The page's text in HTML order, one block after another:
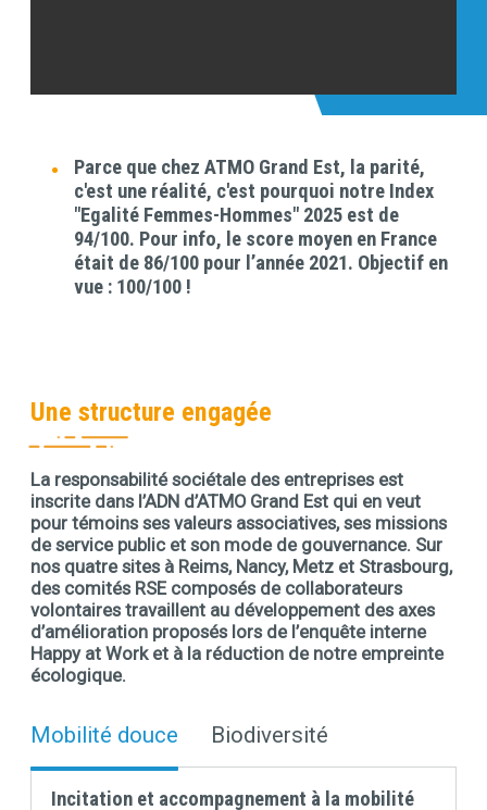
ContenuParce que chez ATMO Grand Est, la parité,
c'est une réalité, c'est pourquoi notre Index
"Egalité Femmes-Hommes" 2025 est de
94/100. Pour info, le score moyen en France
était de 86/100 pour l’année 2021. Objectif en
vue : 100/100 !
Une structure engagée
Contenu
La responsabilité sociétale des entreprises est
inscrite dans l’ADN d’ATMO Grand Est qui en veut
pour témoins ses valeurs associatives, ses missions
de service public et son mode de gouvernance. Sur
nos quatre sites à Reims, Nancy, Metz et Strasbourg,
des comités RSE composés de collaborateurs
volontaires travaillent au développement des axes
d’amélioration proposés lors de l’enquête interne
Happy at Work et à la réduction de notre empreinte
écologique.
Mobilité douce Biodiversité
Incitation et accompagnement à la mobilité